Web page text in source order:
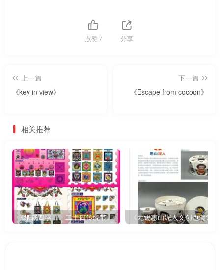
点赞7 分享
上一篇
《key in view》
下一篇
《Escape from cocoon》
相关推荐
《纸裁四季——二十四传统节气文创设计》 《无锡惠山泥人文创包装设